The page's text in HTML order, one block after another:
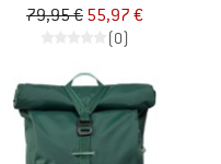
79,95 € 55,97 €
(0)